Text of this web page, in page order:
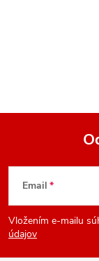
Z
á
p
Email
Vložením e-mailu
údajov